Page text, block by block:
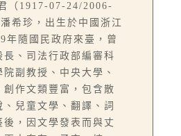
（1917-07-24/2006-
希珍，出生於中國浙江
年隨國民政府來臺，曾
長、司法行政部編審科
副教授、中央大學、
創作文類豐富，包含散
兒童文學、翻譯、詞
，因文學發表而與丈